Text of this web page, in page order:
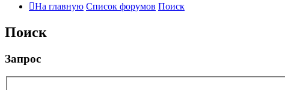
На главную Список форумов Поиск
Поиск
Запрос